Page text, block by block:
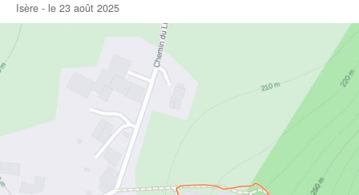
Isère - le 23 août 2025